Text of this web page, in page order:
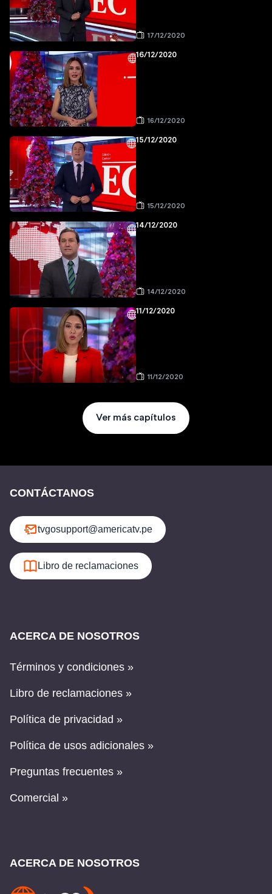
17/12/2020
16/12/2020
16/12/2020
15/12/2020
15/12/2020
14/12/2020
14/12/2020
11/12/2020
11/12/2020
Ver más capítulos
CONTÁCTANOS
tvgosupport@americatv.pe
Libro de reclamaciones
ACERCA DE NOSOTROS
Términos y condiciones »
Libro de reclamaciones »
Política de privacidad »
Política de usos adicionales »
Preguntas frecuentes »
Comercial »
ACERCA DE NOSOTROS